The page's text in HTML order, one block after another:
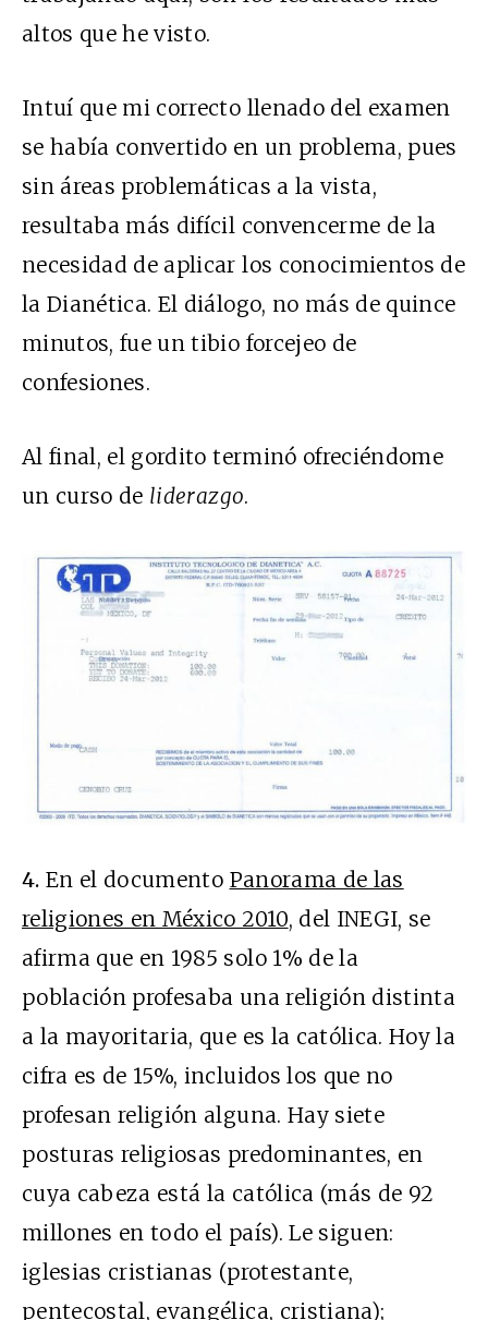
altos que he visto.
Intuí que mi correcto llenado del examen
se había convertido en un problema, pues
sin áreas problemáticas a la vista,
resultaba más difícil convencerme de la
necesidad de aplicar los conocimientos de
la Dianética. El diálogo, no más de quince
minutos, fue un tibio forcejeo de
confesiones.
Al final, el gordito terminó ofreciéndome
un curso de liderazgo.
4. En el documento Panorama de las
religiones en México 2010, del INEGI, se
afirma que en 1985 solo 1% de la
población profesaba una religión distinta
a la mayoritaria, que es la católica. Hoy la
cifra es de 15%, incluidos los que no
profesan religión alguna. Hay siete
posturas religiosas predominantes, en
cuya cabeza está la católica (más de 92
millones en todo el país). Le siguen:
iglesias cristianas (protestante,
pentecostal, evangélica, cristiana);